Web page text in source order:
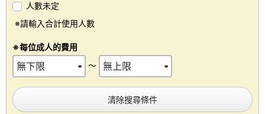
人數未定
※請輸入合計使用人數
※每位成人的費用
～
清除搜尋條件